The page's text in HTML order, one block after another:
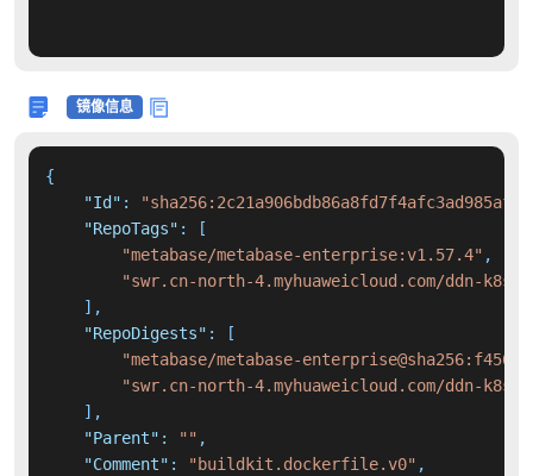
镜像信息
{
"Id" :
"RepoTags" :
[
"metabase/metabase-enterprise:v1.57.4" ,
"swr.cn-north-4.myhuaweicloud.com/ddn-
] ,
"RepoDigests" :
[
"metabase/metabase-
"swr.cn-north-4.myhuaweicloud.com/ddn-k8s/
] ,
"Parent" : "" ,
"Comment" : "buildkit.dockerfile.v0" ,